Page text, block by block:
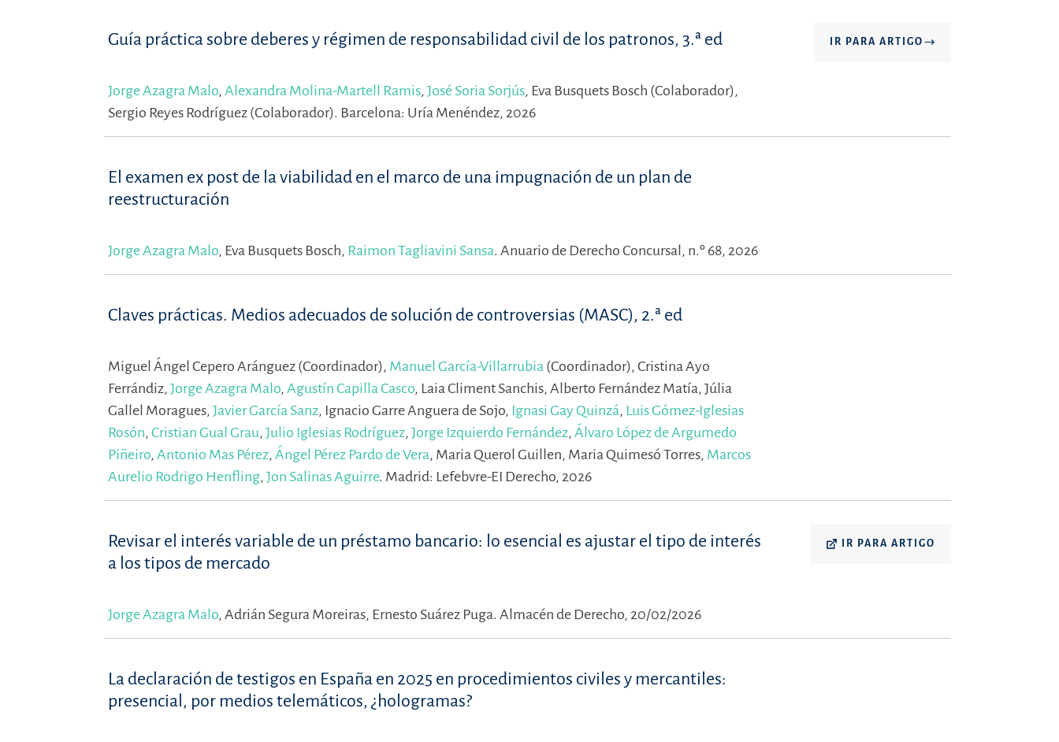
Guía práctica sobre deberes y régimen de responsabilidad civil de los patronos, 3.ª ed IR PARA ARTIGO
Jorge Azagra Malo, Alexandra Molina-Martell Ramis, José Soria Sorjús, Eva Busquets Bosch (Colaborador),
Sergio Reyes Rodríguez (Colaborador). Barcelona: Uría Menéndez, 2026
El examen ex post de la viabilidad en el marco de una impugnación de un plan de
reestructuración
Jorge Azagra Malo, Eva Busquets Bosch, Raimon Tagliavini Sansa. Anuario de Derecho Concursal, n.º 68, 2026
Claves prácticas. Medios adecuados de solución de controversias (MASC), 2.ª ed
Miguel Ángel Cepero Aránguez (Coordinador), Manuel García-Villarrubia (Coordinador), Cristina Ayo
Ferrándiz, Jorge Azagra Malo, Agustín Capilla Casco, Laia Climent Sanchis, Alberto Fernández Matía, Júlia
Gallel Moragues, Javier García Sanz, Ignacio Garre Anguera de Sojo, Ignasi Gay Quinzá, Luis Gómez-Iglesias
Rosón, Cristian Gual Grau, Julio Iglesias Rodríguez, Jorge Izquierdo Fernández, Álvaro López de Argumedo
Piñeiro, Antonio Mas Pérez, Ángel Pérez Pardo de Vera, Maria Querol Guillen, Maria Quimesó Torres, Marcos
Aurelio Rodrigo Henfling, Jon Salinas Aguirre. Madrid: Lefebvre-EI Derecho, 2026
Revisar el interés variable de un préstamo bancario: lo esencial es ajustar el tipo de interés
a los tipos de mercado
IR PARA ARTIGO
Jorge Azagra Malo, Adrián Segura Moreiras, Ernesto Suárez Puga. Almacén de Derecho, 20/02/2026
La declaración de testigos en España en 2025 en procedimientos civiles y mercantiles:
presencial, por medios telemáticos, ¿hologramas?